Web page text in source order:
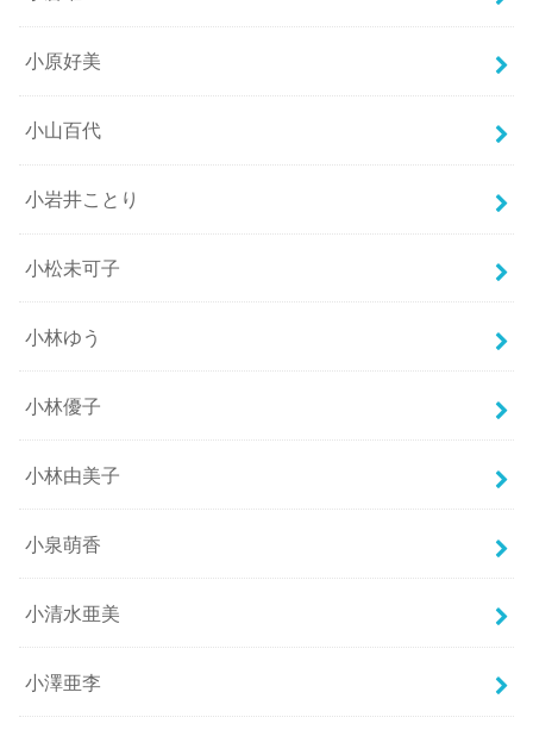
小原好美
小山百代
小岩井ことり
小松未可子
小林ゆう
小林優子
小林由美子
小泉萌香
小清水亜美
小澤亜李